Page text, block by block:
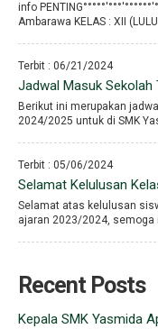
info
Ambarawa KELAS : XII
Terbit : 06/21/2024
Jadwal Masuk
Berikut ini merupakan
2024/2025 untuk di SMK
Terbit : 05/06/2024
Selamat Kelulusan
Selamat atas kelulusan
ajaran 2023/2024, semoga
Recent Posts
Kepala SMK Yasmida